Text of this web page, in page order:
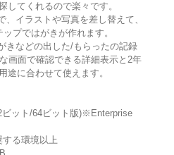
してくれるので楽々です。
イラストや写真を差し替えて、
プではがきが作れます。
きなどの出した/もらったの記録
画面で確認できる詳細表示と2年
途に合わせて使えます。
ビット/64ビット版)※Enterprise
る環境以上